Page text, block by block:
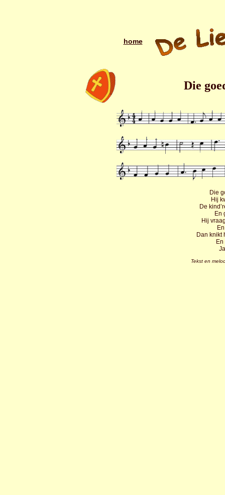
home
Die
Die
Hij
De
En
Hij
Dan knikt
Tekst en